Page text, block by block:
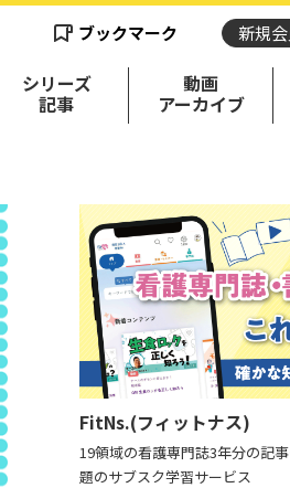
ブックマーク 新規
シリーズ
記事
動画
アーカイブ
FitNs.(フィットナス)
19領域の看護専門誌3年分の記
題のサブスク学習サービス